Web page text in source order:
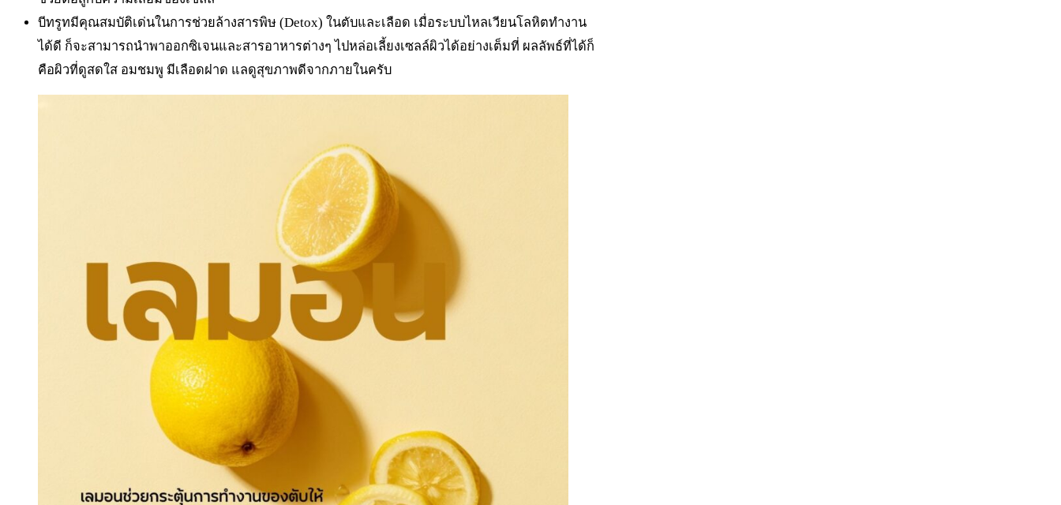
บีทรูทมีคุณสมบัติเด่นในการช่วยล้างสารพิษ (Detox) ในตับและเลือด เมื่อระบบไหลเวียนโลหิตทำงาน
ได้ดี ก็จะสามารถนำพาออกซิเจนและสารอาหารต่างๆ ไปหล่อเลี้ยงเซลล์ผิวได้อย่างเต็มที่ ผลลัพธ์ที่ได้ก็
คือผิวที่ดูสดใส อมชมพู มีเลือดฝาด แลดูสุขภาพดีจากภายในครับ